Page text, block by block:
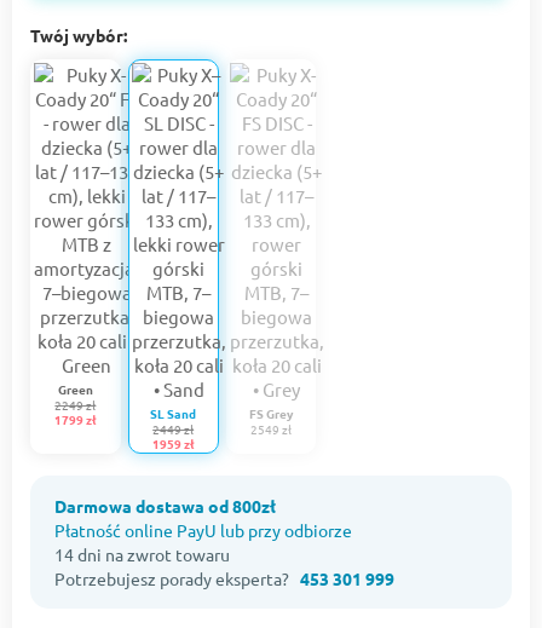
Twój wybór:
FS Grey
2549 zł
Green
2249 zł
1799 zł
SL Sand
2449 zł
1959 zł
Darmowa dostawa od 800zł
Płatność online PayU lub przy odbiorze
14 dni na zwrot towaru
Potrzebujesz porady eksperta? 453 301 999